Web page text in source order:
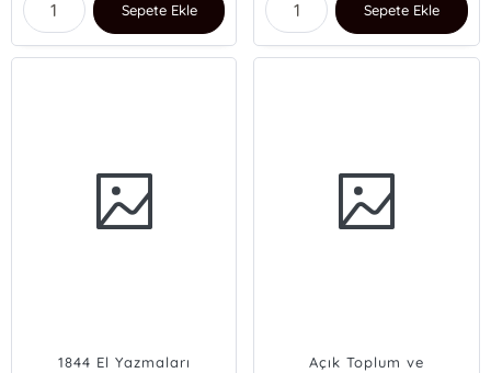
Sepete Ekle Sepete Ekle
1844 El Yazmaları
Açık Toplum ve